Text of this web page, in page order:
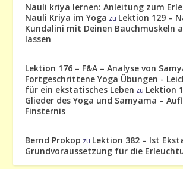
Nauli kriya lernen: Anleitung zum
Nauli Kriya im Yoga zu Lektion 129 –
Kundalini mit Deinen Bauchmuskeln
lassen
Lektion 176 – F&A – Analyse von
Fortgeschrittene Yoga Übungen -
für ein ekstatisches Leben zu Lektion
Glieder des Yoga und Samyama –
Finsternis
Bernd Prokop zu Lektion 382 – Ist
Grundvoraussetzung für die